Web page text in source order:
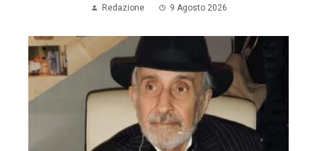
Redazione 9 Agosto 2026